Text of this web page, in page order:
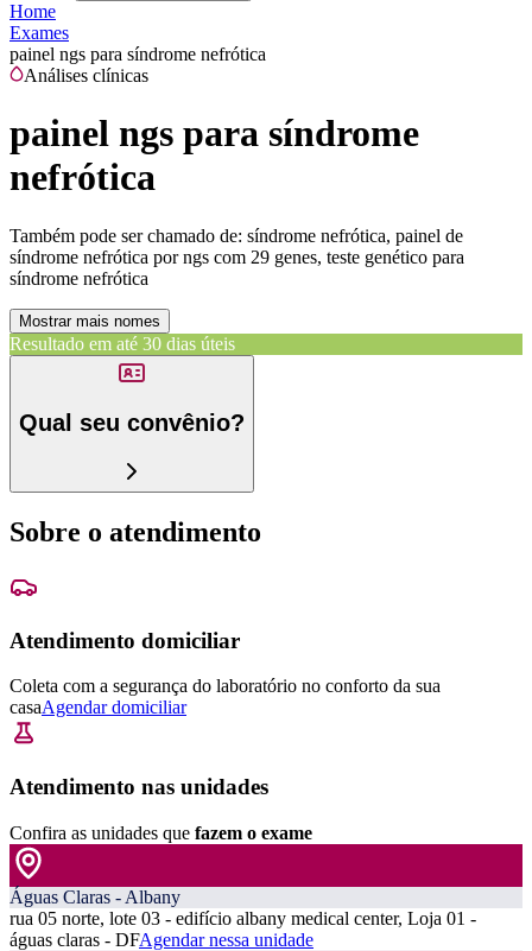
Home
Exames
painel ngs para síndrome nefrótica
Análises clínicas
painel ngs para síndrome
nefrótica
Também pode ser chamado de: síndrome nefrótica, painel de
síndrome nefrótica por ngs com 29 genes, teste genético para
síndrome nefrótica
Mostrar mais nomes
Resultado em até 30 dias úteis
Qual seu convênio?
Sobre o atendimento
Atendimento domiciliar
Coleta com a segurança do laboratório no conforto da sua
casaAgendar domiciliar
Atendimento nas unidades
Confira as unidades que fazem o exame
Águas Claras - Albany
rua 05 norte, lote 03 - edifício albany medical center, Loja 01 -
águas claras - DFAgendar nessa unidade